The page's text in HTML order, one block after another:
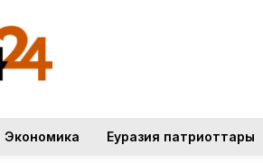
Экономика Еуразия патриоттары